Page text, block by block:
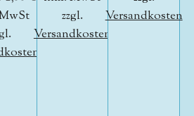
zzgl.
Versandkosten
Versandkosten